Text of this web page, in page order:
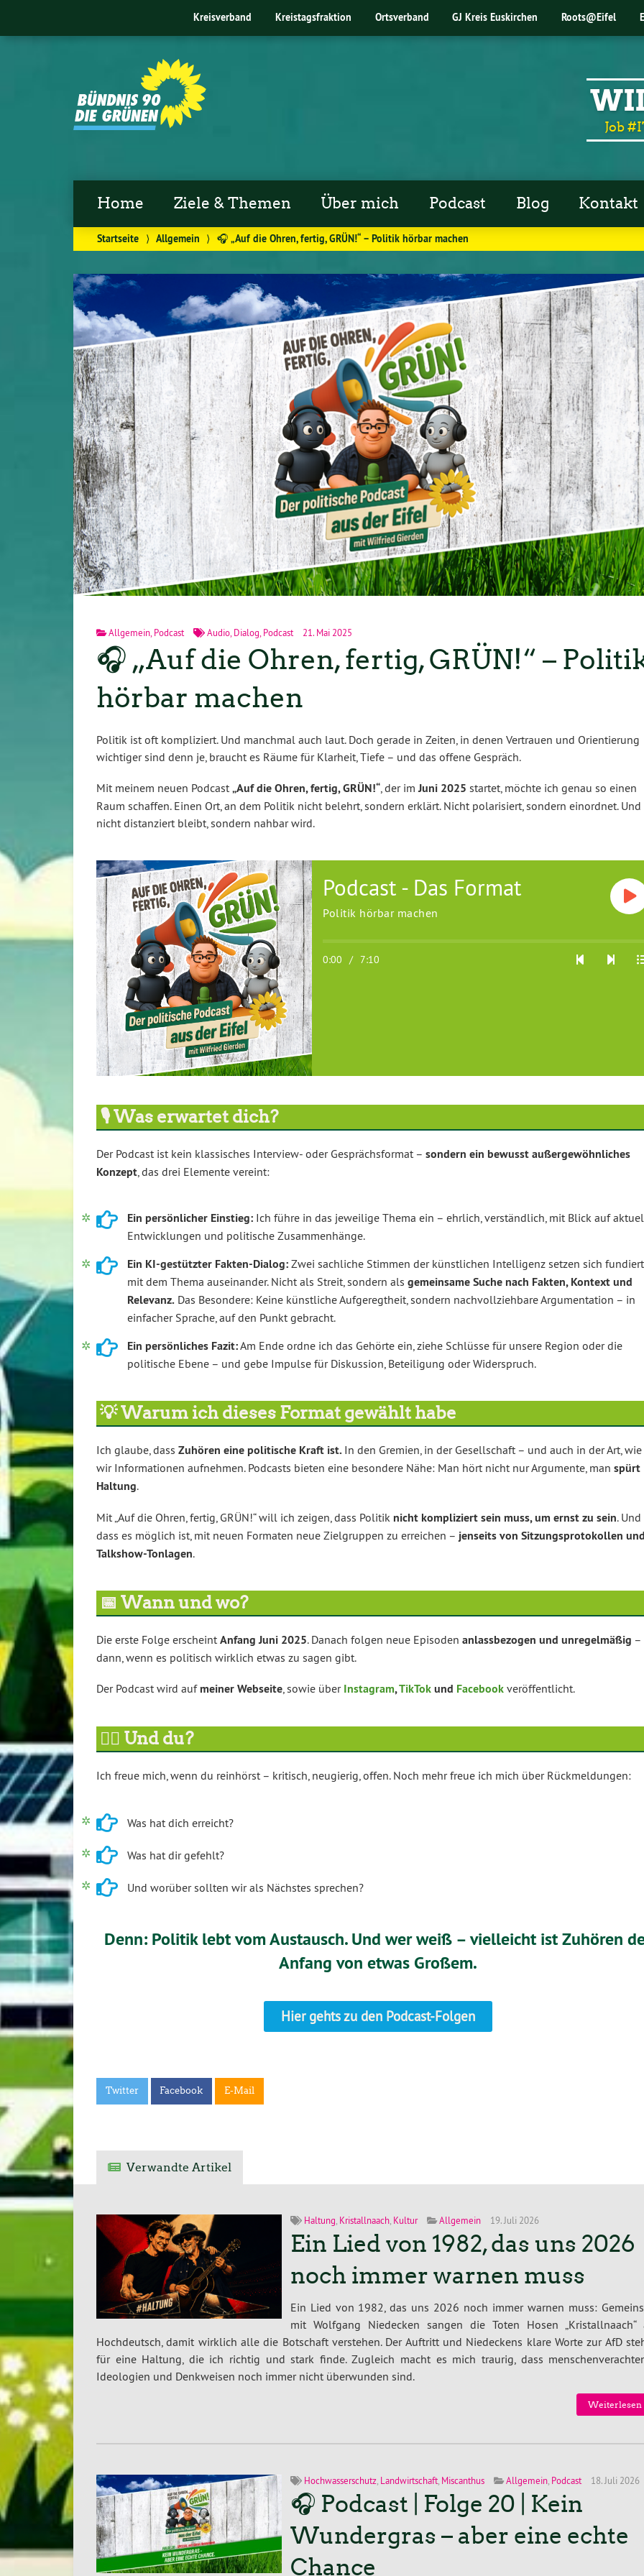
Kreisverband Kreistagsfraktion Ortsverband GJ Kreis Euskirchen Roots@Eifel
Job
Home Ziele & Themen Über mich Podcast Blog Kontakt
Startseite ⟩ Allgemein ⟩ 🎧 „Auf die Ohren, fertig, GRÜN!“ – Politik hörbar machen
Allgemein,Podcast Audio,Dialog,Podcast 21. Mai 2025
🎧 „Auf die Ohren, fertig, GRÜN!“ –
hörbar machen
Politik ist oft kompliziert. Und manchmal auch laut. Doch gerade in Zeiten, in denen Vertrauen und Orientierung
wichtiger sind denn je, braucht es Räume für Klarheit, Tiefe – und das offene Gespräch.
Mit meinem neuen Podcast „Auf die Ohren, fertig, GRÜN!“, der imJuni 2025 startet, möchte ich genau so einen
Raum schaffen. Einen Ort, an dem Politik nicht belehrt, sondern erklärt. Nicht polarisiert, sondern einordnet. Und
nicht distanziert bleibt, sondern nahbar wird.
Podcast - Das Format
Politik hörbar machen
0:00 / 7:10
🎙️ Was erwartet dich?
Der Podcast ist kein klassisches Interview- oder Gesprächsformat – sondern ein bewusst außergewöhnliches
Konzept , das drei Elemente vereint:
Ein persönlicher Einstieg:Ich führe in das jeweilige Thema ein – ehrlich, verständlich, mit Blick auf
Entwicklungen und politische Zusammenhänge.
Ein KI-gestützter Fakten-Dialog:Zwei sachliche Stimmen der künstlichen Intelligenz setzen sich fundiert
mit dem Thema auseinander. Nicht als Streit, sondern als gemeinsame Suche nach Fakten, Kontext und
Relevanz.Das Besondere: Keine künstliche Aufgeregtheit, sondern nachvollziehbare Argumentation – in
einfacher Sprache, auf den Punkt gebracht.
Ein persönliches Fazit:Am Ende ordne ich das Gehörte ein, ziehe Schlüsse für unsere Region oder die
politische Ebene – und gebe Impulse für Diskussion, Beteiligung oder Widerspruch.
💡 Warum ich dieses Format gewählt habe
Ich glaube, dass Zuhören eine politische Kraft ist. In den Gremien, in der Gesellschaft – und auch in der Art, wie
wir Informationen aufnehmen. Podcasts bieten eine besondere Nähe: Man hört nicht nur Argumente, man spürt
Haltung.
Mit „Auf die Ohren, fertig, GRÜN!“ will ich zeigen, dass Politik nicht kompliziert sein muss, um ernst zu sein. Und
dass es möglich ist, mit neuen Formaten neue Zielgruppen zu erreichen – jenseits von Sitzungsprotokollen
Talkshow-Tonlagen.
📅 Wann und wo?
Die erste Folge erscheint Anfang Juni 2025. Danach folgen neue Episoden anlassbezogen und unregelmäßig –
dann, wenn es politisch wirklich etwas zu sagen gibt.
Der Podcast wird auf meiner Webseite, sowie über Instagram,TikTokund Facebook veröffentlicht.
🙋‍♂️ Und du?
Ich freue mich, wenn du reinhörst – kritisch, neugierig, offen. Noch mehr freue ich mich über Rückmeldungen:
Was hat dich erreicht?
Was hat dir gefehlt?
Und worüber sollten wir als Nächstes sprechen?
Denn: Politik lebt vom Austausch. Und wer weiß – vielleicht ist Zuhören
Anfang von etwas Großem.
Hier gehts zu den Podcast-Folgen
Twitter Facebook E-Mail
Verwandte Artikel
Haltung Kristallnaach, Kultur Allgemein 19. Juli 2026
Ein Lied von 1982, das uns 2026
noch immer warnen muss
Ein Lied von 1982, das uns 2026 noch immer warnen muss:
mit Wolfgang Niedecken sangen die Toten Hosen „Kristallnaach“
Hochdeutsch, damit wirklich alle die Botschaft verstehen. Der Auftritt und Niedeckens klare Worte zur AfD
für eine Haltung, die ich richtig und stark finde. Zugleich macht es mich traurig, dass
Ideologien und Denkweisen noch immer nicht überwunden sind.
Weiterlesen
Hochwasserschutz, Landwirtschaft, Miscanthus Allgemein, Podcast 18. Juli 2026
🎧 Podcast | Folge 20 | Kein
Wundergras – aber eine echte
Chance